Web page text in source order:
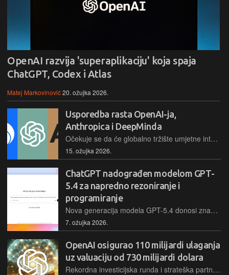
OpenAI razvija 'superaplikaciju' koja spaja
ChatGPT, Codex i Atlas
Matej Markovinović20. ožujka 2026.
Usporedba rasta OpenAI-ja,
Anthropica i DeepMinda
Očekuje se da će globalno tržište umjetne inteligencije porasti na 4,8 bilijuna američkih dolara do 2033. godine, a Anthropic pokazuje potencijal da postane lider u prihodima
15. ožujka 2026.
ChatGPT nadograđen modelom GPT-
5.4 za napredno rezoniranje i
programiranje
Nova generacija modela GPT-5.4 donosi značajne iskorake u logičkom zaključivanju, upravljanju računalnim sustavima i obradi složenih profesionalnih zadataka uz značajno veću učinkovitost
7. ožujka 2026.
OpenAI osigurao 110 milijardi ulaganja
uz valuaciju od 730 milijardi dolara
Rekordna investicijska runda i strateška partnerstva s vodećim tehnološkim korporacijama podižu vrijednost OpenAI-ja na impresivnih 730 milijardi dolara